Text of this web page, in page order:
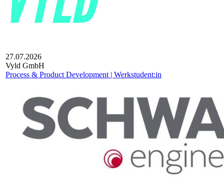
27.07.2026
Vyld GmbH
Process & Product Development | Werkstudent:in